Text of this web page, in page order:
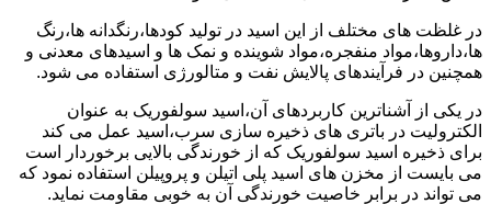
در غلظت های مختلف از این اسید در تولید کودها،رنگدانه ها،رنگ
ها،داروها،مواد منفجره،مواد شوینده و نمک ها و اسیدهای معدنی و
همچنین در فرآیندهای پالایش نفت و متالورژی استفاده می شود.
در یکی از آشناترین کاربردهای آن،اسید سولفوریک به عنوان
الکترولیت در باتری های ذخیره سازی سرب،اسید عمل می کند
برای ذخیره اسید سولفوریک که از خورندگی بالایی برخوردار است
می بایست از مخزن های اسید پلی اتیلن و پروپیلن استفاده نمود که
می تواند در برابر خاصیت خورندگی آن به خوبی مقاومت نماید.